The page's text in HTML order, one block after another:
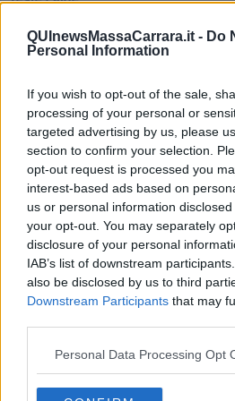
QUInewsMassaCarrara.it - Do
Personal Information
If you wish to opt-out of the sale,
processing of your personal or
targeted advertising by us, please
section to confirm your selection.
opt-out request is processed you
interest-based ads based on
us or personal information
your opt-out. You may separately
disclosure of your personal
IAB’s list of downstream
also be disclosed by us to third
Downstream Participants that may
Personal Data Processing Opt
Armiamoci e... avviatevi
Da Capodanno a Carnevale
Sor-riso amaro
Fine anno al ristorante
La festa di Capodanno
Natale 2024
Re e regnanti
A noi interessa il dito non la luna
Come rubare allo stato e vivere felici
Una performance
Il compagno
​Io (allo specchio)
Tramonto
Passato, presente, futuro
La virtù del non fare
Leggendo l'Eneide
​(In)sicurezza stradale
Il decalogo del politico